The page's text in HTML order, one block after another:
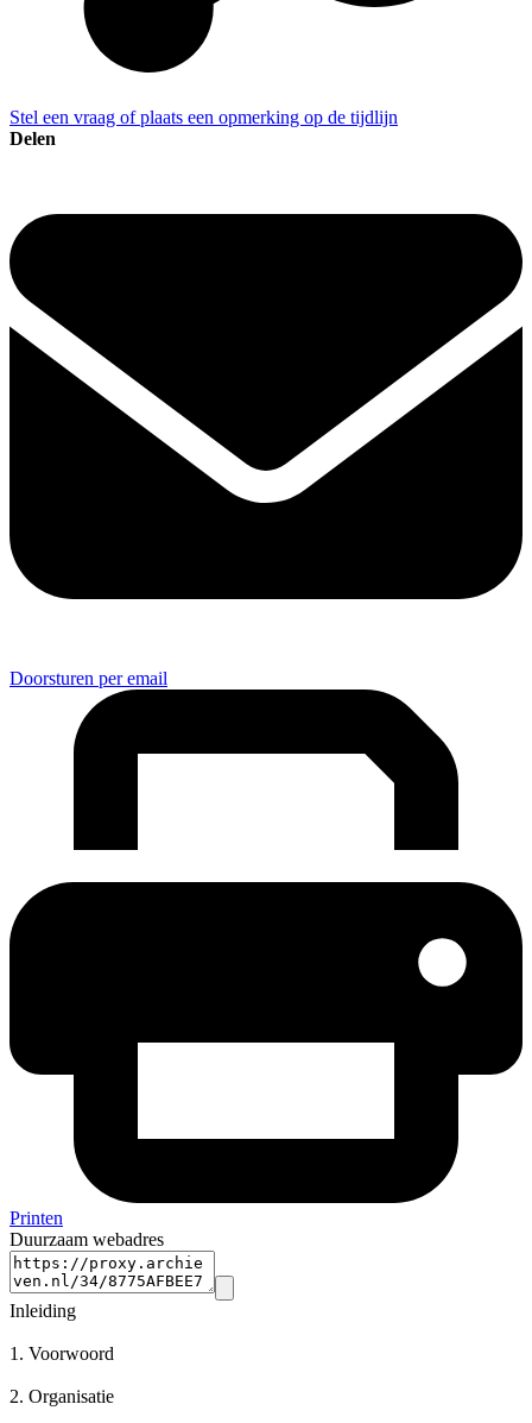
Stel een vraag of plaats een opmerking op de tijdlijn
Delen
Doorsturen per email
Printen
Duurzaam webadres
Inleiding
1. Voorwoord
2. Organisatie